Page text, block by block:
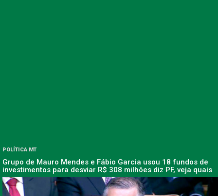
POLÍTICA MT
Grupo de Mauro Mendes e Fábio Garcia usou 18 fundos de
investimentos para desviar R$ 308 milhões diz PF, veja quais